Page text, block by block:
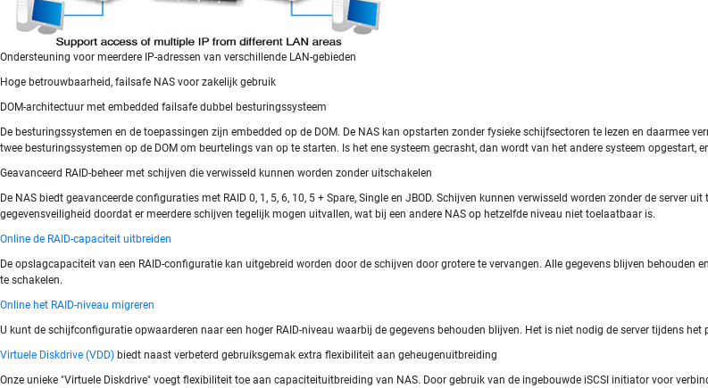
Ondersteuning voor meerdere IP-adressen van verschillende LAN-gebieden
Hoge betrouwbaarheid, failsafe NAS voor zakelijk gebruik
DOM-architectuur met embedded failsafe dubbel besturingssysteem
De besturingssystemen en de toepassingen zijn embedded op de DOM. De NAS kan opstarten zonder fysieke schijfsectoren te lezen en
twee besturingssystemen op de DOM om beurtelings van op te starten. Is het ene systeem gecrasht, dan wordt van het andere systeem opgestart,
Geavanceerd RAID-beheer met schijven die verwisseld kunnen worden zonder uitschakelen
De NAS biedt geavanceerde configuraties met RAID 0, 1, 5, 6, 10, 5 + Spare, Single en JBOD. Schijven kunnen verwisseld worden zonder de server
gegevensveiligheid doordat er meerdere schijven tegelijk mogen uitvallen, wat bij een andere NAS op hetzelfde niveau niet toelaatbaar is.
Online de RAID-capaciteit uitbreiden
De opslagcapaciteit van een RAID-configuratie kan uitgebreid worden door de schijven door grotere te vervangen. Alle gegevens blijven
te schakelen.
Online het RAID-niveau migreren
U kunt de schijfconfiguratie opwaarderen naar een hoger RAID-niveau waarbij de gegevens behouden blijven. Het is niet nodig de server tijdens het
Virtuele Diskdrive (VDD) biedt naast verbeterd gebruiksgemak extra flexibiliteit aan geheugenuitbreiding
Onze unieke "Virtuele Diskdrive" voegt flexibiliteit toe aan capaciteituitbreiding van NAS. Door gebruik van de ingebouwde iSCSI initiator voor